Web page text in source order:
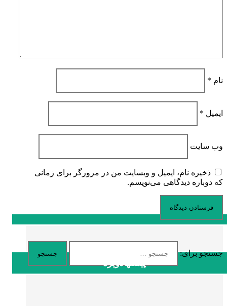
نام *
ایمیل *
وب‌ سایت
ذخیره نام، ایمیل و وبسایت من در مرورگر برای زمانی
که دوباره دیدگاهی می‌نویسم.
جستجو برای:
پیشنهادویژه